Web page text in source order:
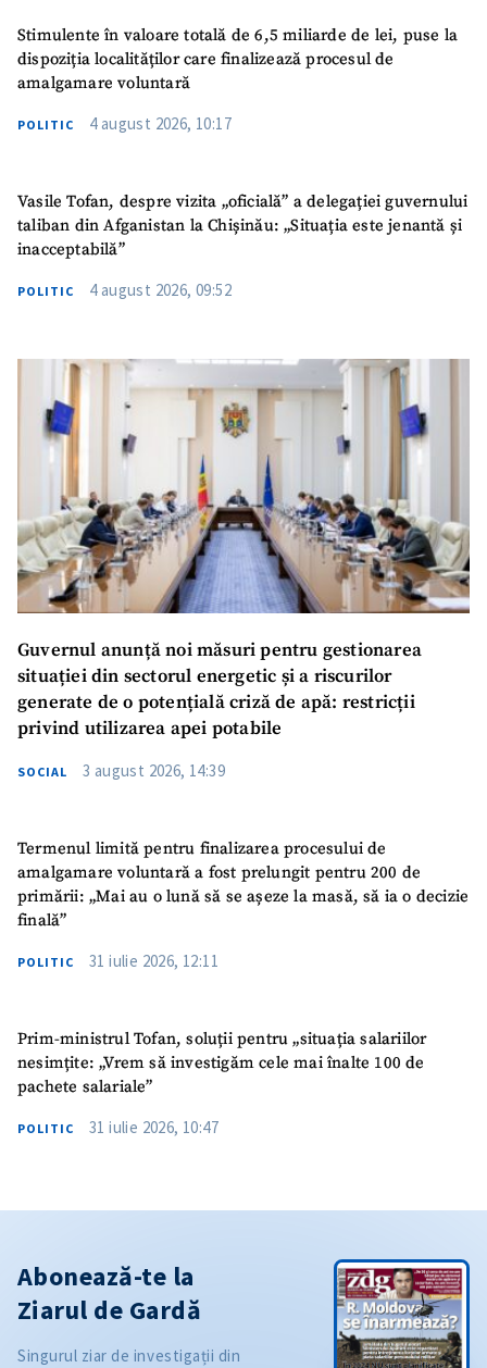
Stimulente în valoare totală de 6,5 miliarde de lei, puse la
dispoziția localităților care finalizează procesul de
amalgamare voluntară
POLITIC 4 august 2026, 10:17
Vasile Tofan, despre vizita „oficială” a delegației guvernului
taliban din Afganistan la Chișinău: „Situația este jenantă și
inacceptabilă”
POLITIC 4 august 2026, 09:52
Guvernul anunță noi măsuri pentru gestionarea
situației din sectorul energetic și a riscurilor
generate de o potențială criză de apă: restricții
privind utilizarea apei potabile
SOCIAL 3 august 2026, 14:39
Termenul limită pentru finalizarea procesului de
amalgamare voluntară a fost prelungit pentru 200 de
primării: „Mai au o lună să se așeze la masă, să ia o decizie
finală”
POLITIC 31 iulie 2026, 12:11
Prim-ministrul Tofan, soluții pentru „situația salariilor
nesimțite: „Vrem să investigăm cele mai înalte 100 de
pachete salariale”
POLITIC 31 iulie 2026, 10:47
Abonează-te la
Ziarul de Gardă
Singurul ziar de investigații din